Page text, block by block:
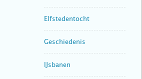
Elfstedentocht
Geschiedenis
IJsbanen